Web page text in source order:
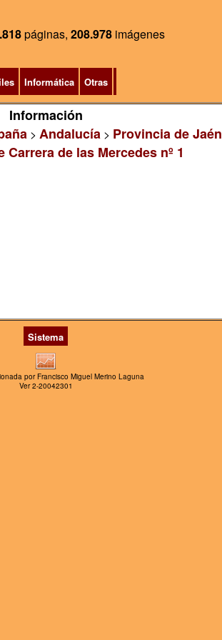
páginas, 208.978 imágenes
Informática Otras
Información
> Andalucía > Provincia de Jaén
Carrera de las Mercedes nº 1
Sistema
por Francisco Miguel Merino Laguna
Ver 2-20042301